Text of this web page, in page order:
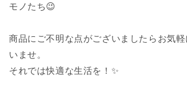
モノたち😉
商品にご不明な点がございましたらお気
いませ。
それでは快適な生活を！✨